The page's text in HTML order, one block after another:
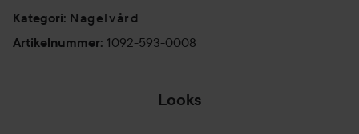
Kategori: Nagelvård
Artikelnummer: 1092-593-0008
Looks